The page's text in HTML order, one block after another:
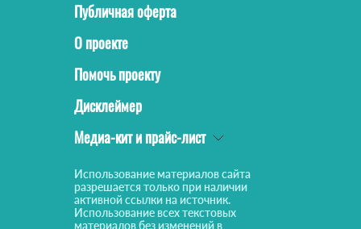
Публичная оферта
О проекте
Помочь проекту
Дисклеймер
Медиа-кит и прайс-лист
Использование материалов сайта
разрешается только при наличии
активной ссылки на источник.
Использование всех текстовых
материалов без изменений в